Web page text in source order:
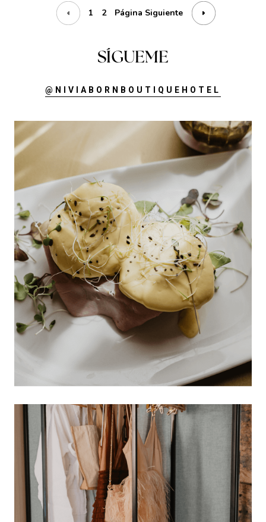
1 2 Página Siguiente
SÍGUEME
@NIVIABORNBOUTIQUEHOTEL